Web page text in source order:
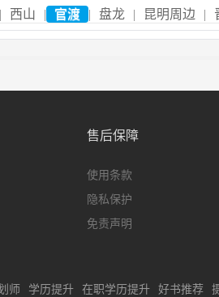
| 西山 | 官渡 | 盘龙 | 昆明周边 |
售后保障
使用条款
隐私保护
免责声明
师 学历提升 在职学历提升 好书推荐